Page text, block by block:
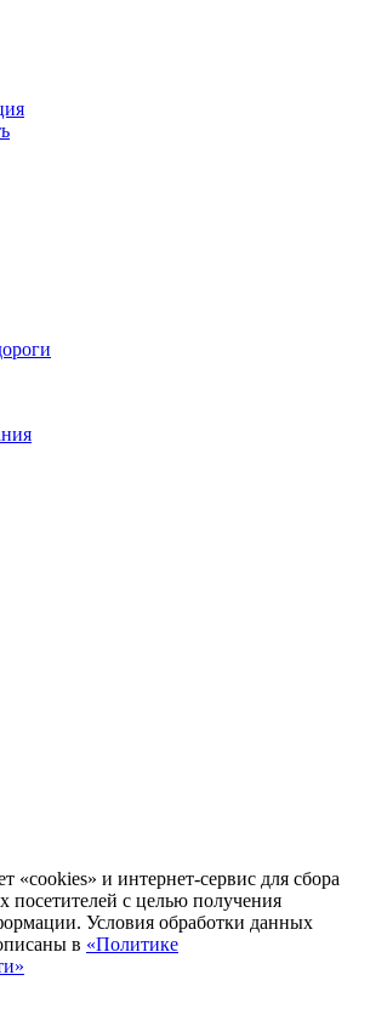
«cookies» и интернет-сервис для сбора
посетителей с целью получения
Условия обработки данных
в «Политике